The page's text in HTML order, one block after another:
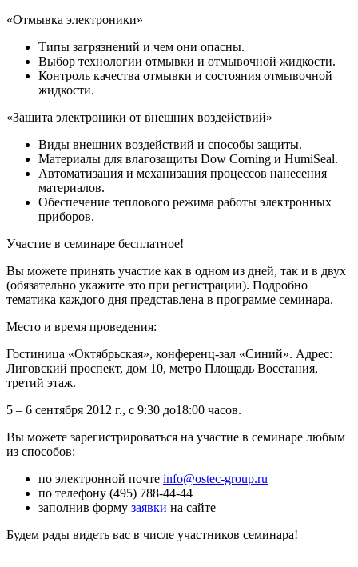
«Отмывка электроники»
Типы загрязнений и чем они опасны.
Выбор технологии отмывки и отмывочной жидкости.
Контроль качества отмывки и состояния отмывочной
жидкости.
«Защита электроники от внешних воздействий»
Виды внешних воздействий и способы защиты.
Материалы для влагозащиты Dow Corning и HumiSeal.
Автоматизация и механизация процессов нанесения
материалов.
Обеспечение теплового режима работы электронных
приборов.
Участие в семинаре бесплатное!
Вы можете принять участие как в одном из дней, так и в двух
(обязательно укажите это при регистрации). Подробно
тематика каждого дня представлена в программе семинара.
Место и время проведения:
Гостиница «Октябрьская», конференц-зал «Синий». Адрес:
Лиговский проспект, дом 10, метро Площадь Восстания,
третий этаж.
5 – 6 сентября 2012 г., с 9:30 до18:00 часов.
Вы можете зарегистрироваться на участие в семинаре любым
из способов:
по электронной почте info@ostec-group.ru
по телефону (495) 788-44-44
заполнив форму заявки на сайте
Будем рады видеть вас в числе участников семинара!